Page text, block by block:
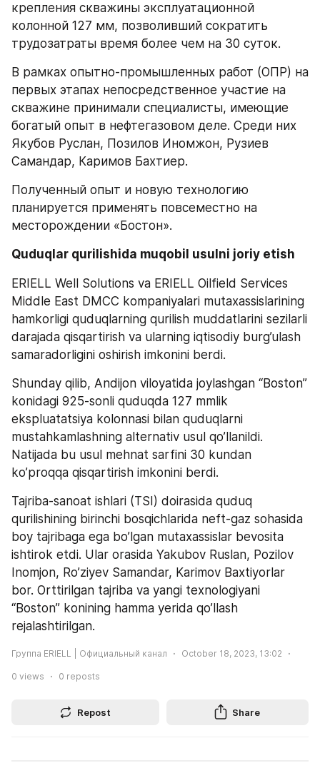
крепления скважины эксплуатационной
колонной 127 мм, позволивший сократить
трудозатраты время более чем на 30 суток.
В рамках опытно-промышленных работ (ОПР) на
первых этапах непосредственное участие на
скважине принимали специалисты, имеющие
богатый опыт в нефтегазовом деле. Среди них
Якубов Руслан, Позилов Иномжон, Рузиев
Самандар, Каримов Бахтиер.
Полученный опыт и новую технологию
планируется применять повсеместно на
месторождении «Бостон».
Quduqlar qurilishida muqobil usulni joriy etish
ERIELL Well Solutions va ERIELL Oilfield Services
Middle East DMCC kompaniyalari mutaxassislarining
hamkorligi quduqlarning qurilish muddatlarini sezilarli
darajada qisqartirish va ularning iqtisodiy burg’ulash
samaradorligini oshirish imkonini berdi.
Shunday qilib, Andijon viloyatida joylashgan “Boston”
konidagi 925-sonli quduqda 127 mmlik
ekspluatatsiya kolonnasi bilan quduqlarni
mustahkamlashning alternativ usul qo’llanildi.
Natijada bu usul mehnat sarfini 30 kundan
ko’proqqa qisqartirish imkonini berdi.
Tajriba-sanoat ishlari (TSI) doirasida quduq
qurilishining birinchi bosqichlarida neft-gaz sohasida
boy tajribaga ega bo’lgan mutaxassislar bevosita
ishtirok etdi. Ular orasida Yakubov Ruslan, Pozilov
Inomjon, Ro’ziyev Samandar, Karimov Baxtiyorlar
bor. Orttirilgan tajriba va yangi texnologiyani
“Boston” konining hamma yerida qo’llash
rejalashtirilgan.
Группа ERIELL | Официальный канал October 18, 2023, 13:02
0 views 0 reposts
Repost Share